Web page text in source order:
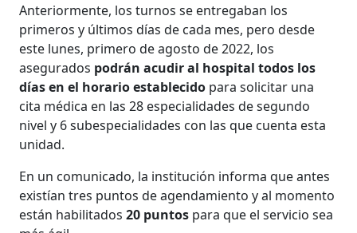
Anteriormente, los turnos se entregaban los
primeros y últimos días de cada mes, pero desde
este lunes, primero de agosto de 2022, los
asegurados podrán acudir al hospital todos los
días en el horario establecido para solicitar una
cita médica en las 28 especialidades de segundo
nivel y 6 subespecialidades con las que cuenta esta
unidad.
En un comunicado, la institución informa que antes
existían tres puntos de agendamiento y al momento
están habilitados20 puntos para que el servicio sea